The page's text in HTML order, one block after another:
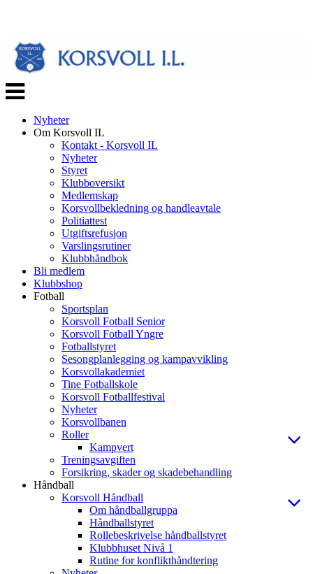
Veksle
navigasjon
Nyheter
Om Korsvoll IL
Kontakt - Korsvoll IL
Nyheter
Styret
Klubboversikt
Medlemskap
Korsvollbekledning og handleavtale
Politiattest
Utgiftsrefusjon
Varslingsrutiner
Klubbhåndbok
Bli medlem
Klubbshop
Fotball
Sportsplan
Korsvoll Fotball Senior
Korsvoll Fotball Yngre
Fotballstyret
Sesongplanlegging og kampavvikling
Korsvollakademiet
Tine Fotballskole
Korsvoll Fotballfestival
Nyheter
Korsvollbanen
Roller
Kampvert
Treningsavgiften
Forsikring, skader og skadebehandling
Håndball
Korsvoll Håndball
Om håndballgruppa
Håndballstyret
Rollebeskrivelse håndballstyret
Klubbhuset Nivå 1
Rutine for konflikthåndtering